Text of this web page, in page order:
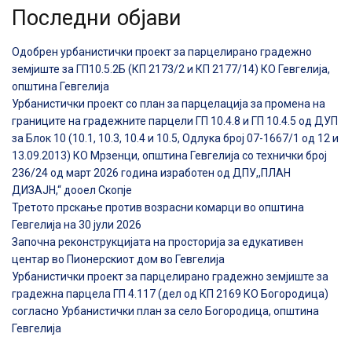
Последни објави
Одобрен урбанистички проект за парцелирано градежно
земјиште за ГП10.5.2Б (КП 2173/2 и КП 2177/14) КО Гевгелија,
општина Гевгелија
Урбанистички проект со план за парцелација за промена на
границите на градежните парцели ГП 10.4.8 и ГП 10.4.5 од ДУП
за Блок 10 (10.1, 10.3, 10.4 и 10.5, Одлука број 07-1667/1 од 12 и
13.09.2013) КО Мрзенци, општина Гевгелија со технички број
236/24 од март 2026 година изработен од ДПУ,,ПЛАН
ДИЗАЈН,“ дооел Скопје
Третото прскање против возрасни комарци во општина
Гевгелија на 30 јули 2026
Започна реконструкцијата на просторија за едукативен
центар во Пионерскиот дом во Гевгелија
Урбанистички проект за парцелирано градежно земјиште за
градежна парцела ГП 4.117 (дел од КП 2169 КО Богородица)
согласно Урбанистички план за село Богородица, општина
Гевгелија